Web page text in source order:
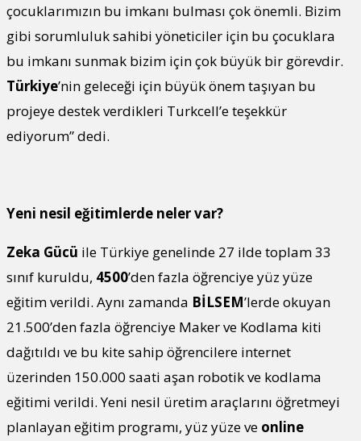
çocuklarımızın bu imkanı bulması çok önemli. Bizim
gibi sorumluluk sahibi yöneticiler için bu çocuklara
bu imkanı sunmak bizim için çok büyük bir görevdir.
Türkiye’nin geleceği için büyük önem taşıyan bu
projeye destek verdikleri Turkcell’e teşekkür
ediyorum” dedi.
Yeni nesil eğitimlerde neler var?
Zeka Gücü ile Türkiye genelinde 27 ilde toplam 33
sınıf kuruldu, 4500’den fazla öğrenciye yüz yüze
eğitim verildi. Aynı zamanda BİLSEM’lerde okuyan
21.500’den fazla öğrenciye Maker ve Kodlama kiti
dağıtıldı ve bu kite sahip öğrencilere internet
üzerinden 150.000 saati aşan robotik ve kodlama
eğitimi verildi. Yeni nesil üretim araçlarını öğretmeyi
planlayan eğitim programı, yüz yüze ve online